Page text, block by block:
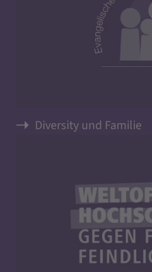
Diversity und Familie